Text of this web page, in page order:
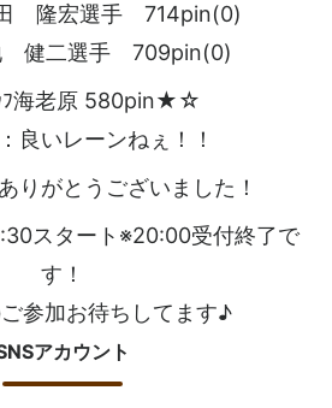
隆宏選手 714pin(0)
健二選手 709pin(0)
海老原 580pin★☆
良いレーンねぇ！！
りがとうございました！
スタート※20:00受付終了で
す！
参加お待ちしてます♪
アカウント